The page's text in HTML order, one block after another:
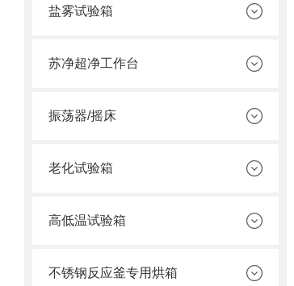
盐雾试验箱
苏净超净工作台
振荡器/摇床
老化试验箱
高低温试验箱
不锈钢反应釜专用烘箱